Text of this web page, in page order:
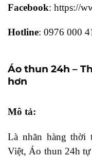
Facebook: https://
Hotline: 0976 000
Áo thun 24h –
hơn
Mô tả:
Là nhãn hàng thời
Việt, Áo thun 24h tự